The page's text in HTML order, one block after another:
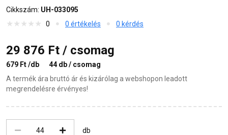
Cikkszám: UH-033095
0
0 értékelés 0 kérdés
29 876 Ft / csomag
679 Ft /db
44 db / csomag
A termék ára bruttó ár és kizárólag a webshopon leadott
megrendelésre érvényes!
db